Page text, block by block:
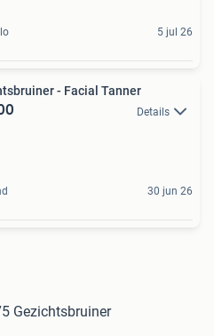
5 jul 26
- Facial Tanner
Details
30 jun 26
Gezichtsbruiner